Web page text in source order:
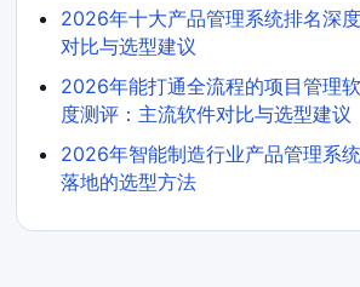
2026年十大产品管理系统排名深
对比与选型建议
2026年能打通全流程的项目管理
度测评：主流软件对比与选型建议
2026年智能制造行业产品管理系
落地的选型方法